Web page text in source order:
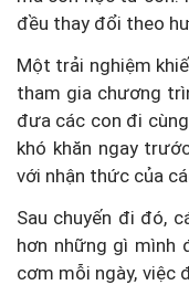
đều thay đổi theo
Một trải nghiệm
tham gia chương
đưa các con đi
khó khăn ngay
với nhận thức của
Sau chuyến đi đó,
hơn những gì mình
cơm mỗi ngày, việc